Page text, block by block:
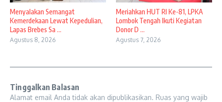
Menyalakan Semangat
Kemerdekaan Lewat Kepedulian,
Lapas Brebes Sa ...
Agustus 8, 2026
Meriahkan HUT RI Ke-81, LPKA
Lombok Tengah Ikuti Kegiatan
Donor D ...
Agustus 7, 2026
Tinggalkan Balasan
Alamat email Anda tidak akan dipublikasikan. Ruas yang wajib